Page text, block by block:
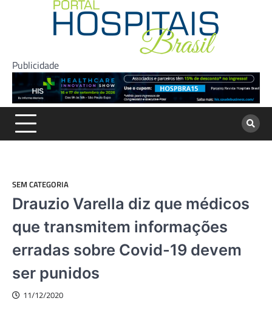
Publicidade
SEM CATEGORIA
Drauzio Varella diz que médicos
que transmitem informações
erradas sobre Covid-19 devem
ser punidos
11/12/2020